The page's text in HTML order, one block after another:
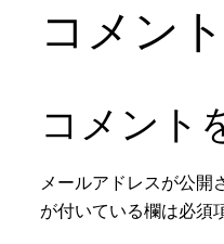
コメント
コメント
メールアドレスが公開
が付いている欄は必須